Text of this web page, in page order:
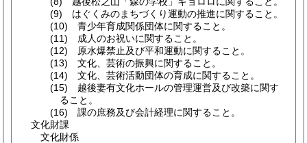
(9) はぐくみのまちづくり運動の推進に関すること。
(10) 青少年育成関係団体に関すること。
(11) 成人のお祝いに関すること。
(12) 原水爆禁止及び平和運動に関すること。
(13) 文化、芸術の振興に関すること。
(14) 文化、芸術活動団体の育成に関すること。
(15) 越後妻有文化ホールの管理運営及び改築に関す
ること。
(16) 課の庶務及び会計経理に関すること。
文化財課
文化財係